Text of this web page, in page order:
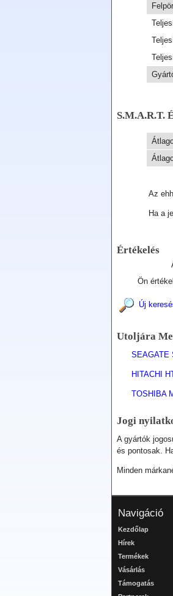
S.M.A.R.T.
Az
Ha a
Értékelés
Ön
Új
Utoljára
SEAGATE
HITACHI
TOSHIBA
Jogi
A gyártók
és pontosak.
Minden
Navigáció
Kezdőlap
Hírek
Termékek
Vásárlás
Támogatás